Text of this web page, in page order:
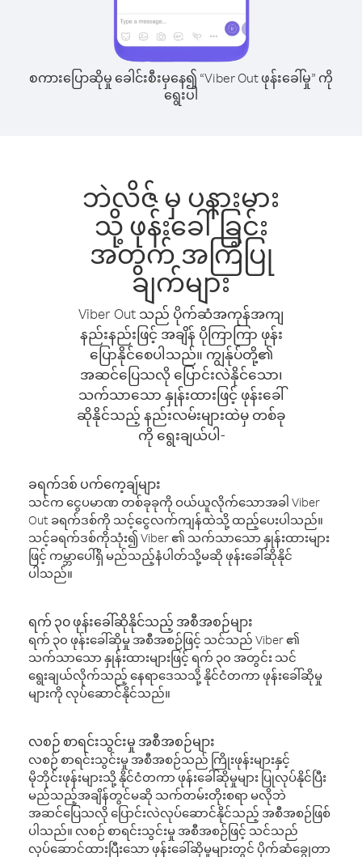
စကားပြောဆိုမှု ခေါင်းစီးမှနေ၍ “Viber Out ဖုန်းခေါ်မှု” ကို
ရွေးပါ
ဘဲလိဇ် မှ ပနားမား
သို့ ဖုန်းခေါ်ခြင်း
အတွက် အကြံပြု
ချက်များ
Viber Out သည် ပိုက်ဆံအကုန်အကျ
နည်းနည်းဖြင့် အချိန် ပိုကြာကြာ ဖုန်း
ပြောနိုင်စေပါသည်။ ကျွန်ုပ်တို့၏
အဆင်ပြေသလို ပြောင်းလဲနိုင်သော၊
သက်သာသော နှုန်းထားဖြင့် ဖုန်းခေါ်
ဆိုနိုင်သည့် နည်းလမ်းများထဲမှ တစ်ခု
ကို ရွေးချယ်ပါ-
ခရက်ဒစ် ပက်ကေ့ချ်များ
သင်က ငွေပမာဏ တစ်ခုခုကို ဝယ်ယူလိုက်သောအခါ Viber
Out ခရက်ဒစ်ကို သင့်ငွေလက်ကျန်ထဲသို့ ထည့်ပေးပါသည်။
သင့်ခရက်ဒစ်ကိုသုံး၍ Viber ၏ သက်သာသော နှုန်းထားများ
ဖြင့် ကမ္ဘာပေါ်ရှိ မည်သည့်နံပါတ်သို့မဆို ဖုန်းခေါ်ဆိုနိုင်
ပါသည်။
ရက် ၃၀ ဖုန်းခေါ်ဆိုနိုင်သည့် အစီအစဉ်များ
ရက် ၃၀ ဖုန်းခေါ်ဆိုမှု အစီအစဉ်ဖြင့် သင်သည် Viber ၏
သက်သာသော နှုန်းထားများဖြင့် ရက် ၃၀ အတွင်း သင်
ရွေးချယ်လိုက်သည့် နေရာဒေသသို့ နိုင်ငံတကာ ဖုန်းခေါ်ဆိုမှု
များကို လုပ်ဆောင်နိုင်သည်။
လစဉ် စာရင်းသွင်းမှု အစီအစဉ်များ
လစဉ် စာရင်းသွင်းမှု အစီအစဉ်သည် ကြိုးဖုန်းများနှင့်
မိုဘိုင်းဖုန်းများသို့ နိုင်ငံတကာ ဖုန်းခေါ်ဆိုမှုများ ပြုလုပ်နိုင်ပြီး
မည်သည့်အချိန်တွင်မဆို သက်တမ်းတိုးစရာ မလိုဘဲ
အဆင်ပြေသလို ပြောင်းလဲလုပ်ဆောင်နိုင်သည့် အစီအစဉ်ဖြစ်
ပါသည်။ လစဉ် စာရင်းသွင်းမှု အစီအစဉ်ဖြင့် သင်သည်
လုပ်ဆောင်ထားပြီးသော ဖုန်းခေါ်ဆိုမှုများတွင် ပိုက်ဆံချွေတာ